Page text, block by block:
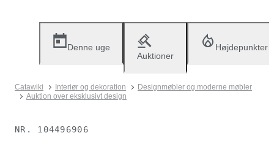
Denne uge
Auktioner
Højdepunkter
Catawiki Interiør og dekoration
Designmøbler og moderne møbler
Auktion over eksklusivt design
NR. 104496906